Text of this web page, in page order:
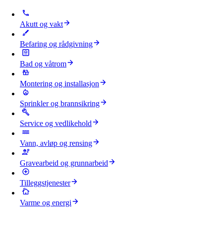
Akutt og vakt
Befaring og rådgivning
Bad og våtrom
Montering og installasjon
Sprinkler og brannsikring
Service og vedlikehold
Vann, avløp og rensing
Gravearbeid og grunnarbeid
Tilleggstjenester
Varme og energi